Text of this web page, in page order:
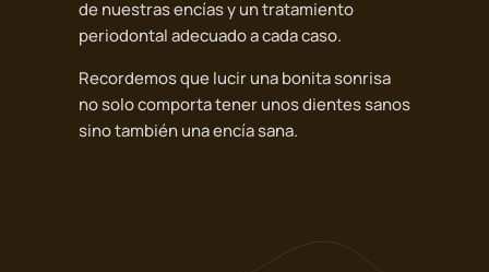
de nuestras encías y un tratamiento
periodontal adecuado a cada caso.
Recordemos que lucir una bonita sonrisa
no solo comporta tener unos dientes sanos
sino también una encía sana.